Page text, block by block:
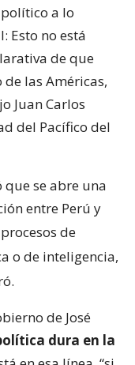
a lo
Esto no está
de que
las Américas,
Juan Carlos
del Pacífico del
se abre una
entre Perú y
de
o de inteligencia,
de José
dura en la